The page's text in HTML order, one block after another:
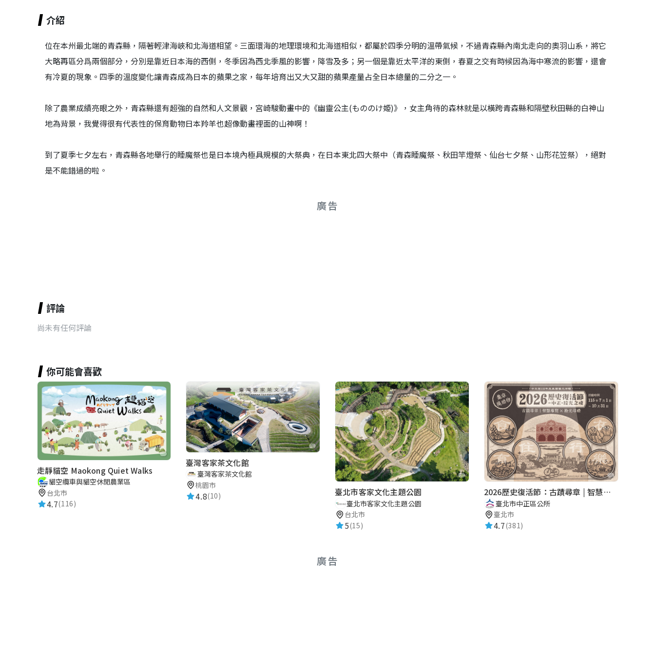
介紹
位在本州最北端的青森縣，隔著輕津海峽和北海道相望。三面環海的地理環境和北海道相似，都屬於四季分明的溫帶氣候，不過青森縣內南北走向的奧羽山系，將它
大略再區分爲兩個部分，分別是靠近日本海的西側，冬季因為西北季風的影響，降雪及多；另一個是靠近太平洋的東側，春夏之交有時候因為海中寒流的影響，還會
有冷夏的現象。四季的溫度變化讓青森成為日本的蘋果之家，每年培育出又大又甜的蘋果產量占全日本總量的二分之一。
除了農業成績亮眼之外，青森縣還有超強的自然和人文景觀，宮崎駿動畫中的《幽靈公主(もののけ姫)》，女主角待的森林就是以橫跨青森縣和隔壁秋田縣的白神山
地為背景，我覺得很有代表性的保育動物日本羚羊也超像動畫裡面的山神啊！
到了夏季七夕左右，青森縣各地舉行的睡魔祭也是日本境內極具規模的大祭典，在日本東北四大祭中（青森睡魔祭、秋田竿燈祭、仙台七夕祭、山形花笠祭），絕對
是不能錯過的啦。
廣告
評論
尚未有任何評論
你可能會喜歡
走靜貓空 Maokong Quiet Walks
貓空纜車與貓空休閒農業區
台北市
4.7(116)
臺灣客家茶文化館
臺灣客家茶文化館
桃園市
4.8(10) 臺北市客家文化主題公園
臺北市客家文化主題公園
台北市
5(15)
2026歷史復活節：古蹟尋章 | 智慧導覽 × 拾光尋禮
臺北市中正區公所
臺北市
4.7(381)
廣告